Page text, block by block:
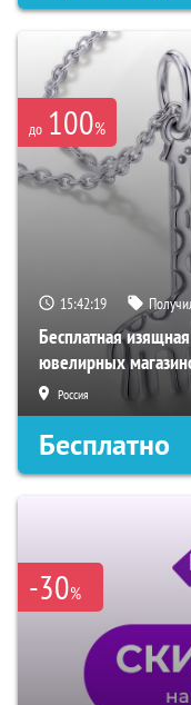
до 100%
15:42:18
Бесплатная
ювелирных
Россия
Бесплатно
-30%